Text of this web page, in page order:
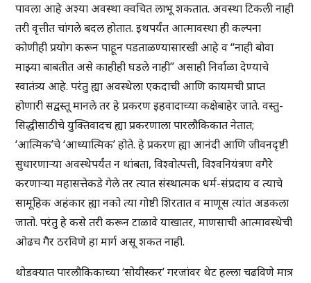
पावला आहे अश्या अवस्था क्वचित लाभू शकतात. अवस्था टिकली नाही
तरी वृत्तीत चांगले बदल होतात. इथपर्यंत आत्मावस्था ही कल्पना
कोणीही प्रयोग करून पाहून पडताळण्यासारखी आहे व “नाही बोवा
माझ्या बाबतीत असे काहीही घडले नाही” असाही निर्वाळा देण्याचे
स्वातंत्र्य आहे. परंतु ह्या अवस्थेला एकदाची आणि कायमची प्राप्त
होणारी सद्वस्तू मानले तर हे प्रकरण इहवादाच्या कक्षेबाहेर जाते. वस्तु-
सिद्धीसाठीचे युक्तिवादच ह्या प्रकरणाला पारलौकिकात नेतात;
‘आत्मिक’चे ‘आध्यात्मिक’ होते. हे प्रकरण ह्या आनंदी आणि जीवनदृष्टी
सुधारणाऱ्या अवस्थेपर्यंत न थांबता, विश्वोत्पत्ती, विश्वनियंत्रण वगैरे
करणाऱ्या महासत्तेकडे गेले तर त्यात संस्थात्मक धर्म-संप्रदाय व त्याचे
सामूहिक अहंकार ह्या नको त्या गोष्टी शिरतात व माणूस त्यांत अडकला
जातो. परंतु हे कसे तरी करून टाळावे याखातर, माणसाची आत्मावस्थेची
ओढच गैर ठरविणे हा मार्ग असू शकत नाही.
थोडक्यात पारलौकिकाच्या ‘सोयीस्कर’ गरजांवर थेट हल्ला चढविणे मात्र